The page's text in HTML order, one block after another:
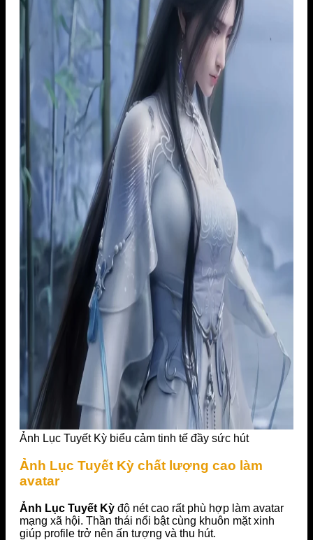
Ảnh Lục Tuyết Kỳ biểu cảm tinh tế đầy sức hút
Ảnh Lục Tuyết Kỳ chất lượng cao làm
avatar
Ảnh Lục Tuyết Kỳ độ nét cao rất phù hợp làm avatar
mạng xã hội. Thần thái nổi bật cùng khuôn mặt xinh
giúp profile trở nên ấn tượng và thu hút.